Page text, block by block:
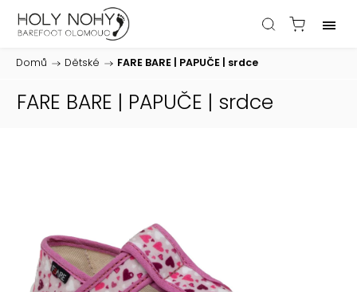
Domů / Dětské / FARE BARE | PAPUČE | srdce
FARE BARE | PAPUČE | srdce